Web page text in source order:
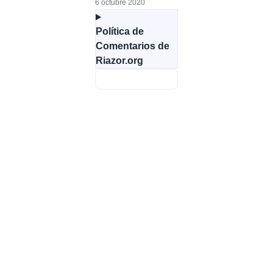
6 octubre 2020
Política de
Comentarios de
Riazor.org